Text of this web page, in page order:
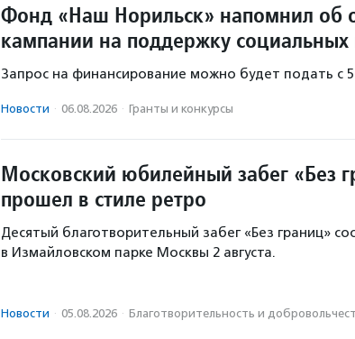
Фонд «Наш Норильск» напомнил об
кампании на поддержку социальных
Запрос на финансирование можно будет подать с 5
Новости · 06.08.2026 · Гранты и конкурсы
Московский юбилейный забег «Без
прошел в стиле ретро
Десятый благотворительный забег «Без границ»
в Измайловском парке Москвы 2 августа.
Новости · 05.08.2026 · Благотвори­тель­ность и